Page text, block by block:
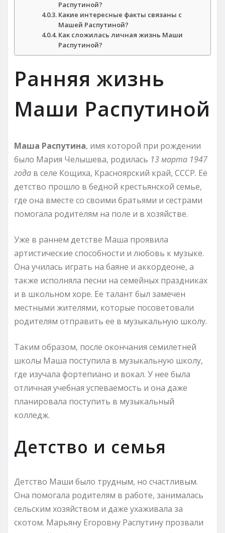
Распутиной?
Какие интересные факты связаны с
Машей Распутиной?
Как сложилась личная жизнь Маши
Распутиной?
Ранняя жизнь
Маши Распутиной
Маша Распутинa, имя которой при рождении
было Мария Челышева, родилась 13 марта 1947
года в селе Кощиха, Красноярский край, СССР. Её
детство прошло в бедной крестьянской семье,
где она вместе со своими братьями и сестрами
помогала родителям на поле и в хозяйстве.
Уже в раннем детстве Маша проявила
артистические способности и любовь к музыке.
Она училась играть на баяне и аккордеоне, а
также исполняла песни на семейных праздниках
и в школьном хоре. Ее талант был замечен
местными жителями, которые посоветовали
родителям отправить ее в музыкальную школу.
Таким образом, после окончания семилетней
школы Маша поступила в музыкальную школу,
где изучала фортепиано и вокал. У нее была
отличная учебная успеваемость и она даже
планировала поступить в музыкальный
колледж.
Детство и семья
Детство Маши было трудным, но счастливым.
Она помогала родителям в работе, занималась
сельским хозяйством и даже ухаживала за
скотом. Марьяну Егоровну Распутину прозвали